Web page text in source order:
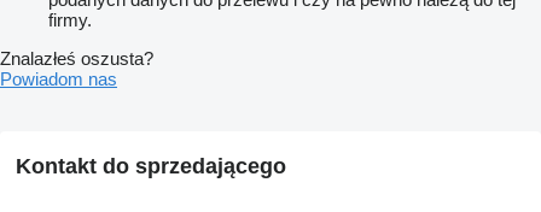
firmy.
Znalazłeś oszusta?
Powiadom nas
Kontakt do sprzedającego